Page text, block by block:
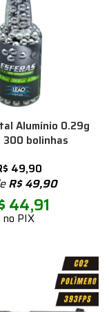
Alumínio 0.29g
300 bolinhas
49,90
R$49,90
44,91
no PIX